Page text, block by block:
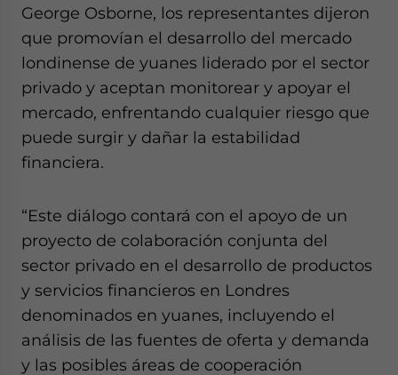
George Osborne, los representantes dijeron
que promovían el desarrollo del mercado
londinense de yuanes liderado por el sector
privado y aceptan monitorear y apoyar el
mercado, enfrentando cualquier riesgo que
puede surgir y dañar la estabilidad
financiera.
“Este diálogo contará con el apoyo de un
proyecto de colaboración conjunta del
sector privado en el desarrollo de productos
y servicios financieros en Londres
denominados en yuanes, incluyendo el
análisis de las fuentes de oferta y demanda
y las posibles áreas de cooperación
website. Please send me business news and updates
- case sensitive